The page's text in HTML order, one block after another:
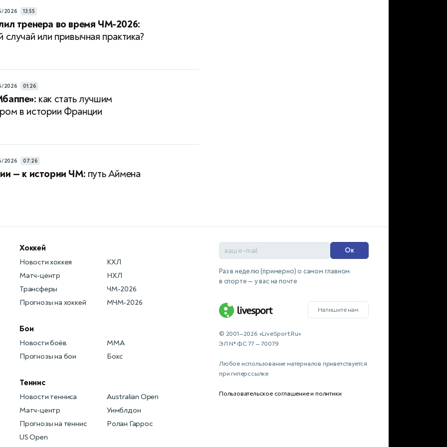
2026 13:55
тренера во время ЧМ-2026:
случай или привычная практика?
2026 01:26
как стать лучшим
в истории Франции
2026 07:26
— к истории ЧМ: путь Аймена
Хоккей
Новости хоккея
КХЛ
Матч-центр
НХЛ
Трансферы
ЧМ-2026
Прогнозы на хоккей
МЧМ-2026
Бои
Новости боёв
MMA
Прогнозы на бои
Бокс
Теннис
Новости тенниса
Australian Open
Матч-центр
Уимблдон
Прогнозы на теннис
Ролан Гаррос
US Open
Ок
Раз в неделю (примерно) о самом главном
в спорте — у вас на почте
Напишите нам
© 2001—2026 «LiveSport.Ru»
ЭЛ № ФС 77 — 70079
Любое использование материалов приветствуется
при гиперссылке
Пользовательское соглашение и политики